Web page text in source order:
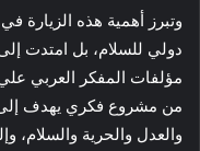
وتبرز أهمية هذه الزيارة
دولي للسلام، بل امتدت
مؤلفات المفكر العربي
من مشروع فكري يهدف
والعدل والحرية والسلام،